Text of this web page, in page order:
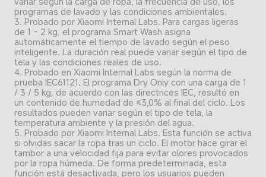
programas de lavado y las condiciones ambientales.
3. Probado por Xiaomi Internal Labs. Para cargas ligeras
de 1 - 2 kg, el programa Smart Wash asigna
automáticamente el tiempo de lavado según el peso
inteligente. La duración real puede variar según el tipo de
tela y las condiciones reales de uso.
4. Probado en Xiaomi Internal Labs según la norma de
prueba IEC61121. El programa Dry Only con una carga de 1
/ 3 / 5 kg, de acuerdo con las directrices IEC, resultó en
un contenido de humedad de ≤3,0% al final del ciclo. Los
resultados pueden variar según el tipo de tela, la
temperatura ambiente y la presión del agua.
5. Probado por Xiaomi Internal Labs. Esta función se activa
si olvidas sacar la ropa tras un ciclo. El motor hace girar el
tambor a una velocidad fija para evitar olores provocados
por la ropa húmeda. De forma predeterminada, esta
función está desactivada, pero los usuarios pueden